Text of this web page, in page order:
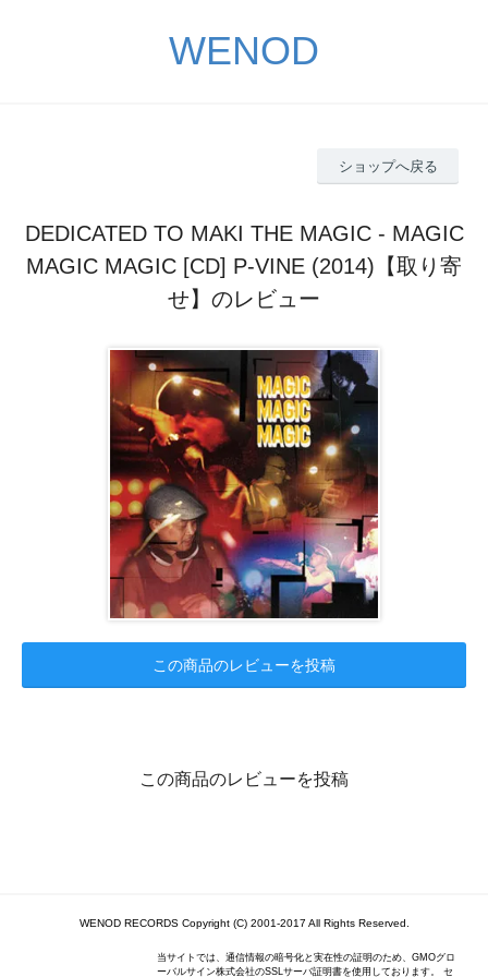
WENOD
ショップへ戻る
DEDICATED TO MAKI THE MAGIC - MAGIC
MAGIC MAGIC [CD] P-VINE (2014)【取り寄
せ】のレビュー
この商品のレビューを投稿
この商品のレビューを投稿
WENOD RECORDS Copyright (C) 2001-2017 All Rights Reserved.
当サイトでは、通信情報の暗号化と実在性の証明のため、GMOグロ
ーバルサイン株式会社のSSLサーバ証明書を使用しております。 セ